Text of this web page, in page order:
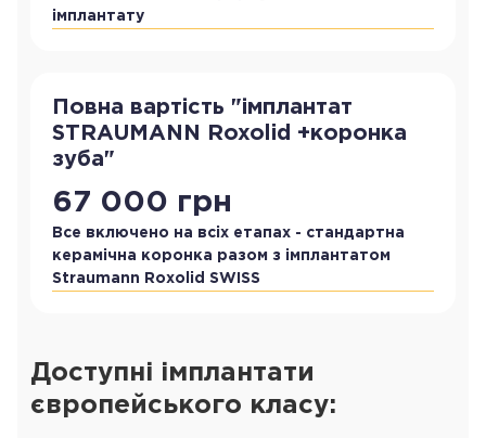
імплантату
Повна вартість "імплантат
STRAUMANN Roxolid +коронка
зуба"
67 000 грн
Все включено на всіх етапах - стандартна
керамічна коронка разом з імплантатом
Straumann Roxolid SWISS
Доступні імплантати
європейського класу: